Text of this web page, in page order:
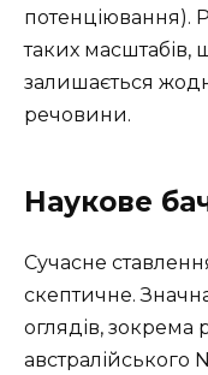
потенціювання).
таких масштабів,
залишається
речовини.
Наукове
Сучасне
скептичне.
оглядів, зокрема
австралійського